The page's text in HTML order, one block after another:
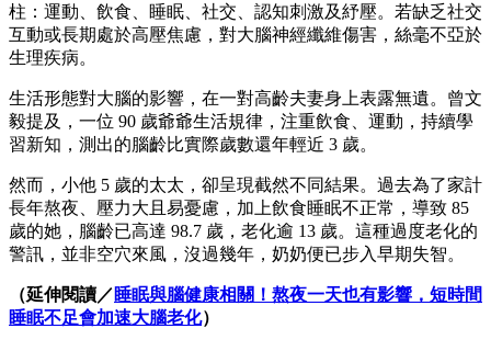
柱：運動、飲食、睡眠、社交、認知刺激及紓壓。若缺乏社交
互動或長期處於高壓焦慮，對大腦神經纖維傷害，絲毫不亞於
生理疾病。
生活形態對大腦的影響，在一對高齡夫妻身上表露無遺。曾文
毅提及，一位 90 歲爺爺生活規律，注重飲食、運動，持續學
習新知，測出的腦齡比實際歲數還年輕近 3 歲。
然而，小他 5 歲的太太，卻呈現截然不同結果。過去為了家計
長年熬夜、壓力大且易憂慮，加上飲食睡眠不正常，導致 85
歲的她，腦齡已高達 98.7 歲，老化逾 13 歲。這種過度老化的
警訊，並非空穴來風，沒過幾年，奶奶便已步入早期失智。
（延伸閱讀／睡眠與腦健康相關！熬夜一天也有影響，短時間
睡眠不足會加速大腦老化）